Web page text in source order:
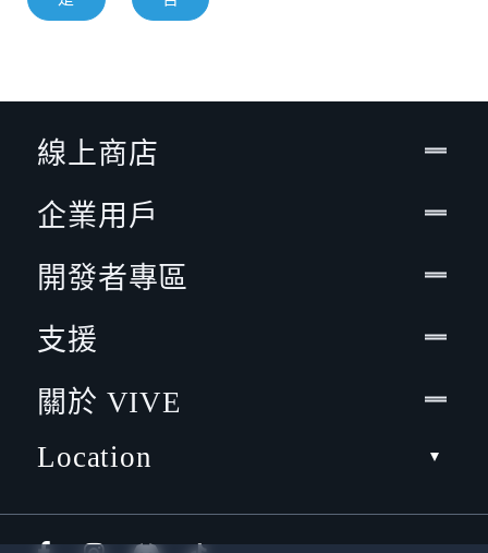
線上商店
企業用戶
開發者專區
支援
關於 VIVE
Location